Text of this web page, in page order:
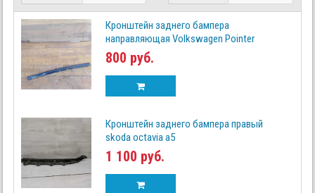
Кронштейн заднего бампера
направляющая Volkswagen Pointer
800 руб.
Кронштейн заднего бампера правый
skoda octavia a5
1 100 руб.